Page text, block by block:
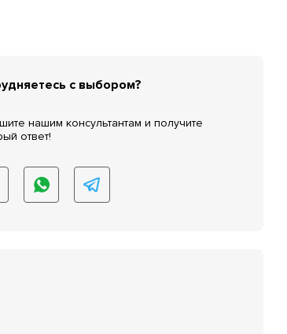
с выбором?
нашим консультантам и получите
ответ!